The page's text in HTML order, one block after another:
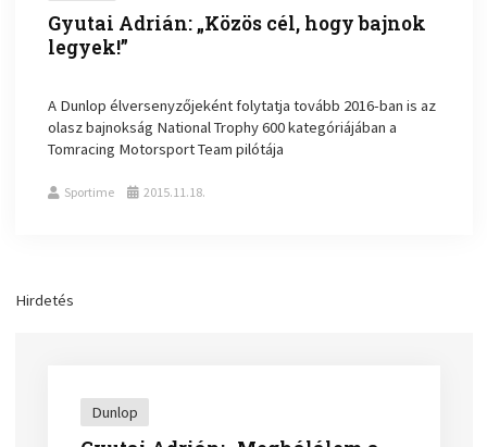
Gyutai Adrián: „Közös cél, hogy bajnok
legyek!”
A Dunlop élversenyzőjeként folytatja tovább 2016-ban is az
olasz bajnokság National Trophy 600 kategóriájában a
Tomracing Motorsport Team pilótája
Sportime 2015.11.18.
Hirdetés
Dunlop